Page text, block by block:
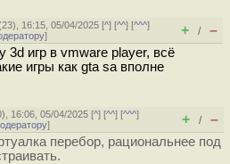
23), 16:15, 05/04/2025 [^] [^^] [^^^]
] + / –
3d игр в vmware player, всё
игры как gta sa вполне
), 16:06, 05/04/2025 [^] [^^] [^^^]
] + / –
перебор, рациональнее под